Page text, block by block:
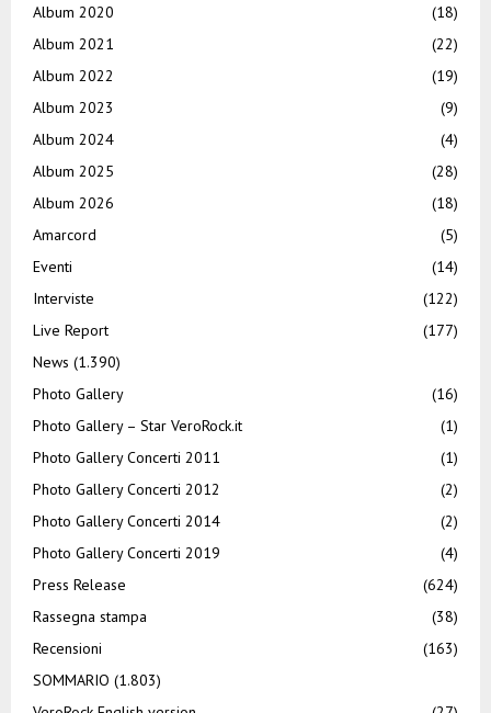
Album 2020
(18)
Album 2021
(22)
Album 2022
(19)
Album 2023
(9)
Album 2024
(4)
Album 2025
(28)
Album 2026
(18)
Amarcord
(5)
Eventi
(14)
Interviste
(122)
Live Report
(177)
News (1.390)
Photo Gallery
(16)
Photo Gallery – Star VeroRock.it
(1)
Photo Gallery Concerti 2011
(1)
Photo Gallery Concerti 2012
(2)
Photo Gallery Concerti 2014
(2)
Photo Gallery Concerti 2019
(4)
Press Release
(624)
Rassegna stampa
(38)
Recensioni
(163)
SOMMARIO (1.803)